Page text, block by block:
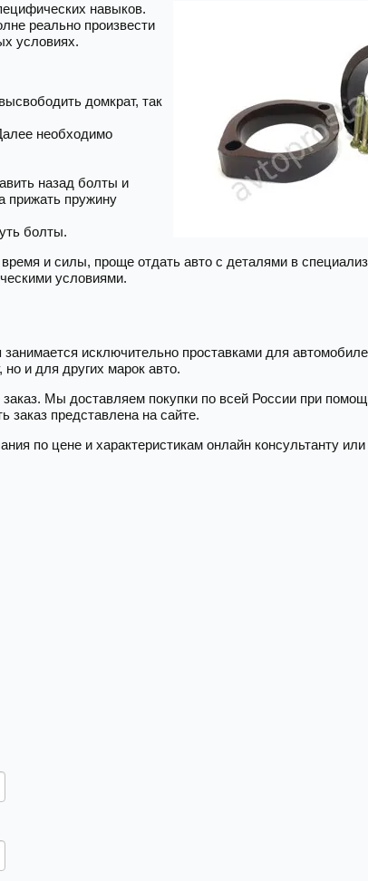
навыков.
реально произвести
условиях.
домкрат, так
необходимо
назад болты и
прижать пружину
болты.
и силы, проще отдать авто с деталями в
условиями.
исключительно проставками для
и для других марок авто.
Мы доставляем покупки по всей России при
заказ представлена на сайте.
по цене и характеристикам онлайн консультанту или